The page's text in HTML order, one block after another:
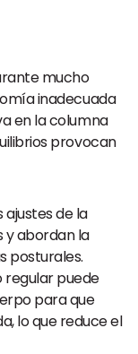
mucho
inadecuada
en la columna
provocan
ajustes de la
y abordan la
posturales.
regular puede
para que
lo que reduce el